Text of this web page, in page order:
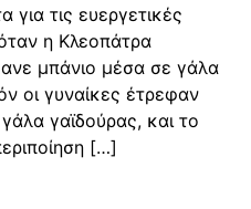
τις ευεργετικές
η Κλεοπάτρα
μπάνιο μέσα σε γάλα
οι γυναίκες έτρεφαν
γάλα γαϊδούρας, και το
[…]